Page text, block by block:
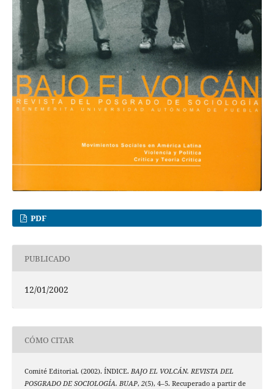
PDF
PUBLICADO
12/01/2002
CÓMO CITAR
Comité Editorial. (2002). ÍNDICE. BAJO EL VOLCÁN. REVISTA DEL
POSGRADO DE SOCIOLOGÍA. BUAP, 2(5), 4–5. Recuperado a partir de